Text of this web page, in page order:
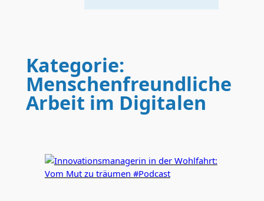
Kategorie:
Menschenfreundliche
Arbeit im Digitalen